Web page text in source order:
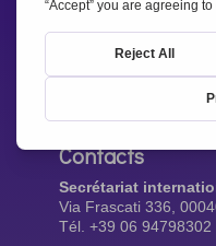
Restez au courant de
de notre réseau.
Abonnez-vous
Contacts
Secrétariat
Via Frascati 336,
Tél. +39 06 94798302